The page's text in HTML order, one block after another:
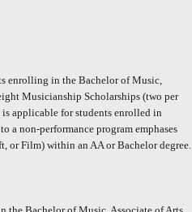
enrolling in the Bachelor of Music,
Musicianship Scholarships (two per
applicable for students enrolled in
a non-performance program emphases
or Film) within an AA or Bachelor degree.